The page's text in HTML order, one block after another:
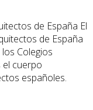
El
de España
Colegios
el cuerpo
españoles.